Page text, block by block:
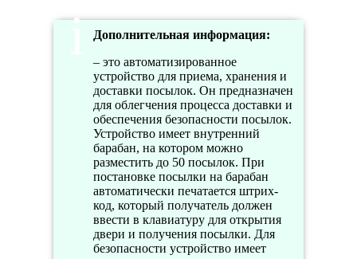
Дополнительная информация:
– это автоматизированное
устройство для приема, хранения и
доставки посылок. Он предназначен
для облегчения процесса доставки и
обеспечения безопасности посылок.
Устройство имеет внутренний
барабан, на котором можно
разместить до 50 посылок. При
постановке посылки на барабан
автоматически печатается штрих-
код, который получатель должен
ввести в клавиатуру для открытия
двери и получения посылки. Для
безопасности устройство имеет